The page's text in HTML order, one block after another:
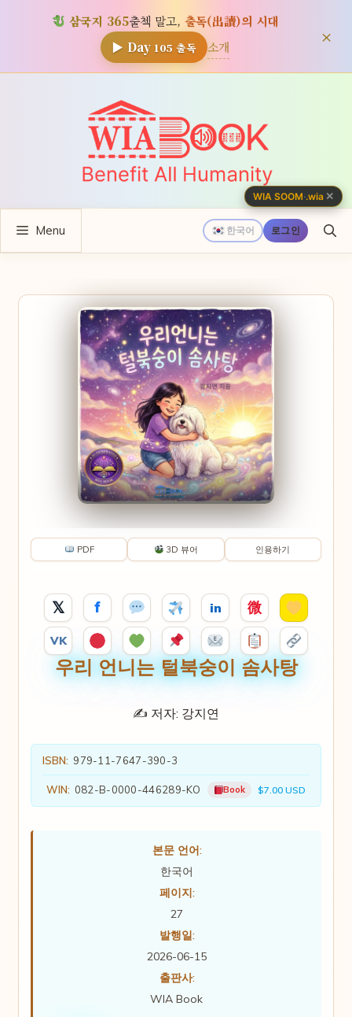
삼국지 365출첵 말고, 출독(出讀)의 시대
▶ Day 105출독 소개 ×
뛰
한국어 로그인
Menu
PDF 3D 뷰어 인용하기
𝕏 f in 微
VK
우리 언니는 털북숭이 솜사탕
✍️ 저자: 강지연
ISBN: 979-11-7647-390-3
WIN: 082-B-0000-446289-KO Book $7.00 USD
본문 언어:
한국어
페이지:
27
발행일:
2026-06-15
출판사:
WIA Book
WIA SOOM·.wia ✕